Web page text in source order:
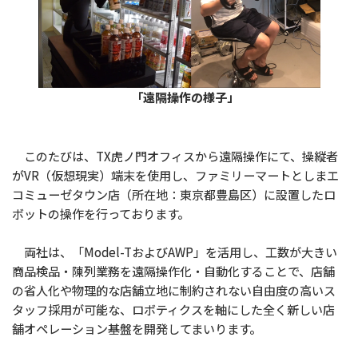
「遠隔操作の様子」
このたびは、TX虎ノ門オフィスから遠隔操作にて、操縦者
がVR（仮想現実）端末を使用し、ファミリーマートとしまエ
コミューゼタウン店（所在地：東京都豊島区）に設置したロ
ボットの操作を行っております。
両社は、「Model-TおよびAWP」を活用し、工数が大きい
商品検品・陳列業務を遠隔操作化・自動化することで、店舗
の省人化や物理的な店舗立地に制約されない自由度の高いス
タッフ採用が可能な、ロボティクスを軸にした全く新しい店
舗オペレーション基盤を開発してまいります。